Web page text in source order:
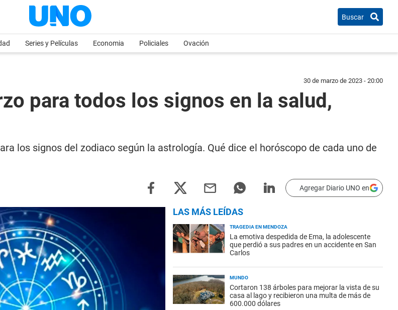
Buscar
Series y Películas Economia Policiales Ovación
30 de marzo de 2023 - 20:00
para todos los signos en la salud,
los signos del zodiaco según la astrología. Qué dice el horóscopo de cada uno de
Agregar Diario UNO en
LAS MÁS LEÍDAS
TRAGEDIA EN MENDOZA
La emotiva despedida de Ema, la adolescente
que perdió a sus padres en un accidente en San
Carlos
MUNDO
Cortaron 138 árboles para mejorar la vista de su
casa al lago y recibieron una multa de más de
600.000 dólares